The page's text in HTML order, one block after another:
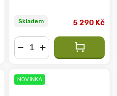
Skladem 5 290 Kč
NOVINKA